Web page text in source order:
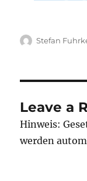
Author
Stefan
Leave a
Hinweis:
werden